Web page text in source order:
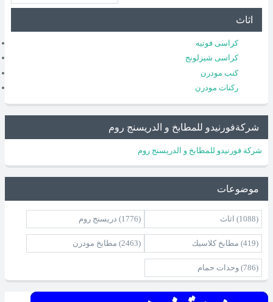
اثاث
كراسى فوتيه
كراسى شيزلونج
كنب مودرن
ركنات مودرن
شركةفورنيدو للمطابخ و الدريسنج روم
شركة فورنيدو للمطابخ و الدريسنج روم
موضوعات
اثاث (1088) دريسنج روم (1776)
مطابخ كلاسيك (419) مطابخ مودرن (2463)
وحدات حمام (786)